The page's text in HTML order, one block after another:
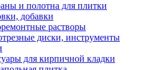
и полотна для плитки
добавки
растворы
диски, инструменты
для кирпичной кладки